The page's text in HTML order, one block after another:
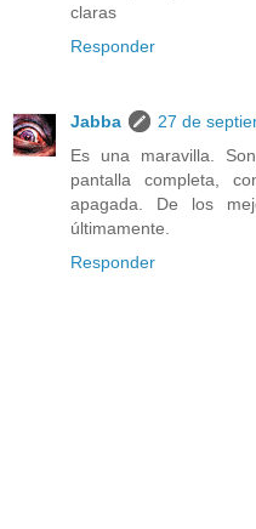
claras
Responder
Jabba
27 de
Es una maravilla.
pantalla completa,
apagada. De los
últimamente.
Responder